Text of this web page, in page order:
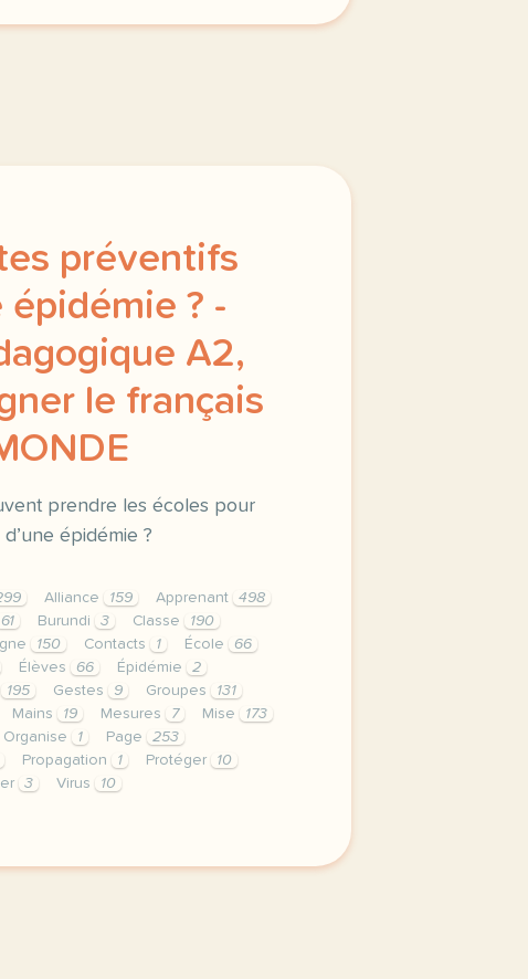
préventifs
épidémie ? -
A2,
le français
prendre les écoles pour
épidémie ?
Alliance 159 Apprenant
498
61 Burundi 3 Classe
190
150 Contacts 1 École
66
Élèves 66 Épidémie
2
195 Gestes 9 Groupes
131
Mains 19 Mesures 7 Mise
173
Organise 1 Page
253
Propagation 1 Protéger
10
3 Virus 10